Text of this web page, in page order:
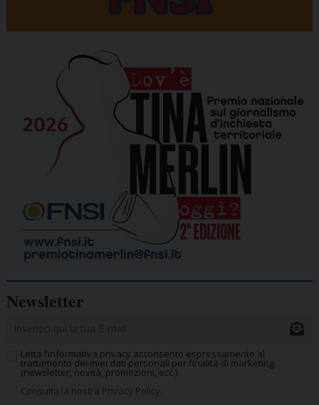
Newsletter
Letta l’informativa privacy acconsento espressamente al
trattamento dei miei dati personali per finalità di marketing
(newsletter, novità, promozioni, ecc.).
Consulta la nostra Privacy Policy.